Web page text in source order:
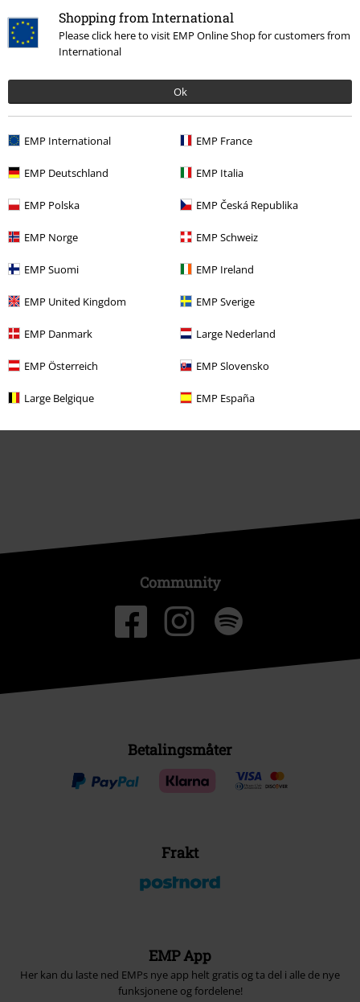
Shopping from International
Please click here to visit EMP Online Shop for customers from
International
Ok
EMP International EMP France
EMP Deutschland EMP Italia
EMP Polska EMP Česká Republika
EMP Norge EMP Schweiz
EMP Suomi EMP Ireland
EMP United Kingdom EMP Sverige
EMP Danmark Large Nederland
EMP Österreich EMP Slovensko
Large Belgique EMP España
Hjelp/FAQ
Returvilkår
Returner en vare
Generell størrelsesguide
Betalingsmåter
Tilbud til deg
Konkurranser
Gavekort
Om EMP
Partnerprogrammer
Community
Betalingsmåter
Frakt
EMP App
Her kan du laste ned EMPs nye app helt gratis og ta del i alle de nye
funksjonene og fordelene!